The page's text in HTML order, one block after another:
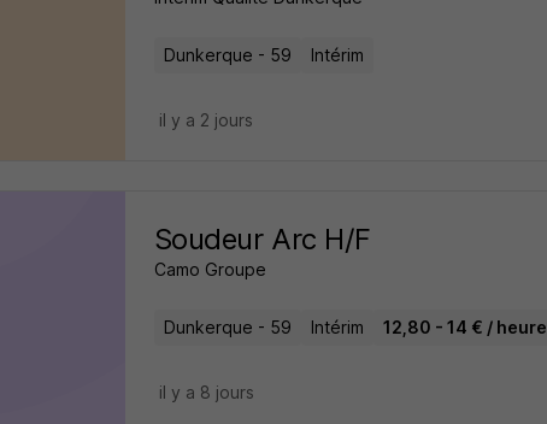
Dunkerque - 59 Intérim
il y a 2 jours
Soudeur Arc H/F
Camo Groupe
Dunkerque - 59 Intérim 12,80 - 14 € / heure
il y a 8 jours